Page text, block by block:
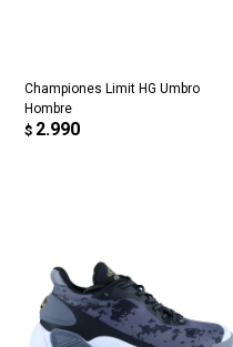
Championes Limit HG Umbro
Hombre
$ 2.990